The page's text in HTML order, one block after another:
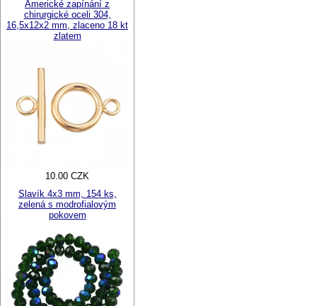
Americké zapínání z
chirurgické oceli 304,
16,5x12x2 mm, zlaceno 18 kt
zlatem
10.00 CZK
Slavík 4x3 mm, 154 ks,
zelená s modrofialovým
pokovem